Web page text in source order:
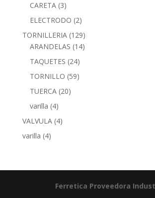
CARETA (3)
ELECTRODO (2)
TORNILLERIA (129)
ARANDELAS (14)
TAQUETES (24)
TORNILLO (59)
TUERCA (20)
varilla (4)
VALVULA (4)
varilla (4)
Ferretica Proveedora